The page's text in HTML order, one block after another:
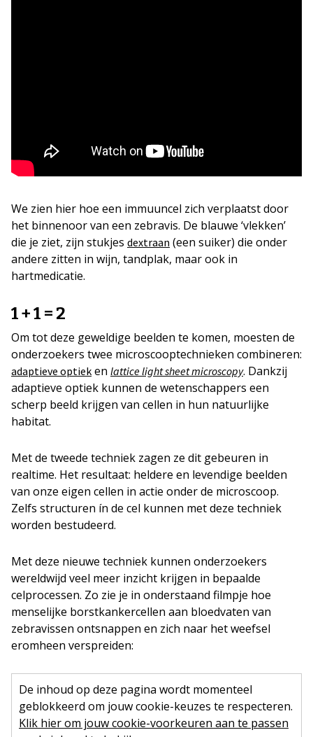
We zien hier hoe een immuuncel zich verplaatst door
het binnenoor van een zebravis. De blauwe ‘vlekken’
die je ziet, zijn stukjes dextraan (een suiker) die onder
andere zitten in wijn, tandplak, maar ook in
hartmedicatie.
1 + 1 = 2
Om tot deze geweldige beelden te komen, moesten de
onderzoekers twee microscooptechnieken combineren:
adaptieve optiek en lattice light sheet microscopy. Dankzij
adaptieve optiek kunnen de wetenschappers een
scherp beeld krijgen van cellen in hun natuurlijke
habitat.
Met de tweede techniek zagen ze dit gebeuren in
realtime. Het resultaat: heldere en levendige beelden
van onze eigen cellen in actie onder de microscoop.
Zelfs structuren ín de cel kunnen met deze techniek
worden bestudeerd.
Met deze nieuwe techniek kunnen onderzoekers
wereldwijd veel meer inzicht krijgen in bepaalde
celprocessen. Zo zie je in onderstaand filmpje hoe
menselijke borstkankercellen aan bloedvaten van
zebravissen ontsnappen en zich naar het weefsel
eromheen verspreiden:
De inhoud op deze pagina wordt momenteel
geblokkeerd om jouw cookie-keuzes te respecteren.
Klik hier om jouw cookie-voorkeuren aan te passen